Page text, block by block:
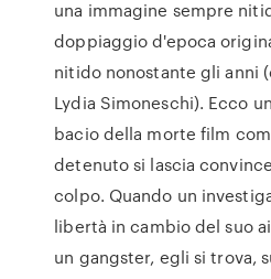
una immagine sempre
doppiaggio d'epoca
nitido nonostante gli anni
Lydia Simoneschi). Ecco
bacio della morte film
detenuto si lascia
colpo. Quando un
libertà in cambio del suo
un gangster, egli si trova,